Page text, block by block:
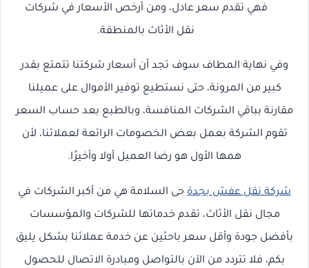
فهي تقدم سعر عادل، ومن أرخص الأسعار في شركات
نقل الأثاث بالمنطقة.
وفي نهاية المطاف سوف تجد أن أسعار شركتنا تتمتع بقدر
كبير من المرونة، حتى نستطيع توفير الأموال على عميلنا
مقارنة بباقي الشركات المنافسة، وبالطبع بعد حساب السعر
تقوم الشركة بعمل بعض الخصومات الرائعة لعملائنا، لأن
همها الأول هو رضا العميل أولا وأخيرًا.
شركة نقل عفش بجدة حى السلامة هي من أكبر الشركات في
مجال نقل الأثاث، تقدم خدماتها للشركات والمؤسسات
بأفضل جودة وأقل سعر باحثين عن خدمة عملائنا بشكل يليق
بكم، فلا تتردد من الآن بالتواصل ومبادرة الاتصال للحصول